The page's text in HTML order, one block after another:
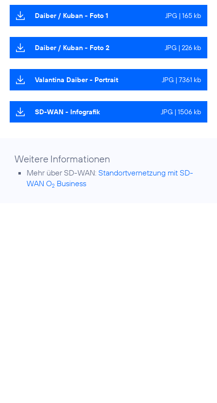
Daiber / Kuban - Foto 1 JPG | 165 kb
Daiber / Kuban - Foto 2 JPG | 226 kb
Valantina Daiber - Portrait JPG | 7361 kb
SD-WAN - Infografik JPG | 1506 kb
Weitere Informationen
Mehr über SD-WAN: Standortvernetzung mit SD-
WAN O2 Business